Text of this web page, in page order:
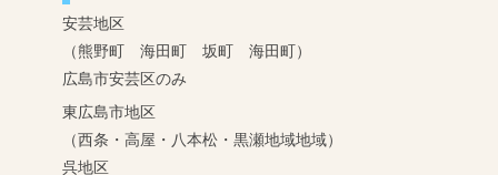
安芸地区
（熊野町 海田町 坂町 海田町）
広島市安芸区のみ
東広島市地区
（西条・高屋・八本松・黒瀬地域地域）
呉地区